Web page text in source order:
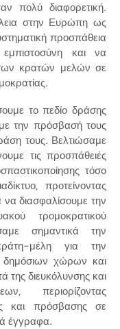
πολύ διαφορετική.
στην Ευρώπη ως
προσπάθεια
και να
των κρατών μελών σε
το πεδίο δράσης
την πρόσβασή τους
τους. Βελτιώσαμε
τις προσπάθειές
τόσο
προτείνοντας
διασφαλίσουμε την
τρομοκρατικού
σημαντικά την
μέλη για την
δημόσιων χώρων και
της διευκόλυνσης και
περιορίζοντας
και πρόσβασης σε
έγγραφα.